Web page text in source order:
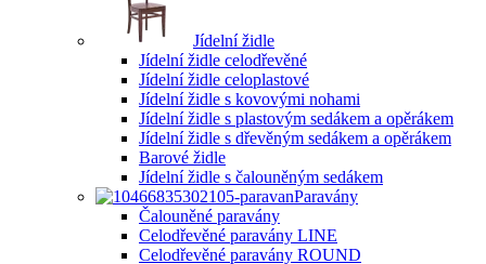
Jídelní židle
Jídelní židle celodřevěné
Jídelní židle celoplastové
Jídelní židle s kovovými nohami
Jídelní židle s plastovým sedákem a opěrákem
Jídelní židle s dřevěným sedákem a opěrákem
Barové židle
Jídelní židle s čalouněným sedákem
Paravány
Čalouněné paravány
Celodřevěné paravány LINE
Celodřevěné paravány ROUND